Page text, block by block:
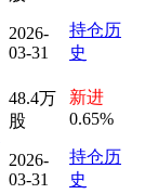
2026-
03-31
持仓历
史
48.4万
股
2026-
03-31
新进
0.65%
持仓历
史